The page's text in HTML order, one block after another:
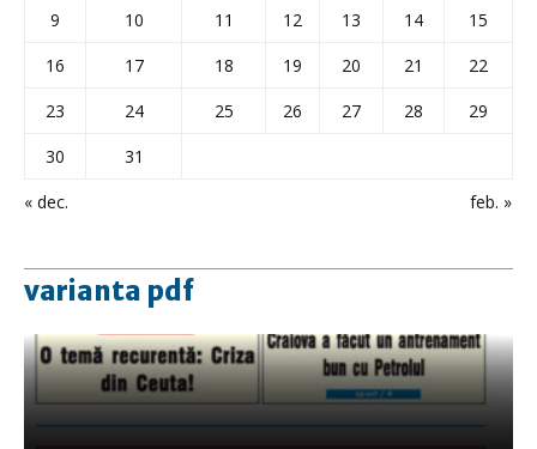
« dec. feb. »
9
10 11 12 13 14
15
16
17 18 19 20 21
22
23
24 25 26 27 28
29
30
31
varianta pdf